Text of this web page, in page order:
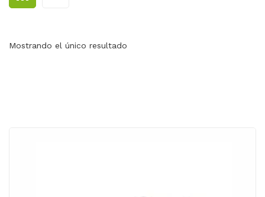
CONTACTO
Mostrando el único resultado